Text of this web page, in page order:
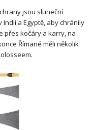
jsou sluneční
Indii a Egyptě, aby chránily
přes kočáry a karry, na
Římané měli několik